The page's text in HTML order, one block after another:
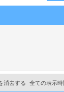
全ての表示時
消去する